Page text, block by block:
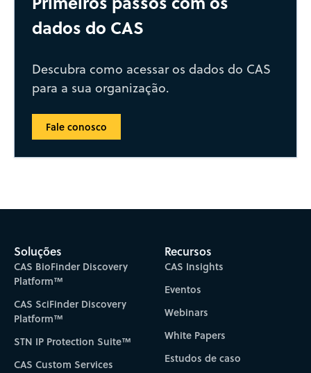
dados do CAS
Descubra como acessar os dados do CAS
para a sua organização.
Fale conosco
Soluções
CAS BioFinder Discovery
Platform™
CAS SciFinder Discovery
Platform™
STN IP Protection Suite™
CAS Custom Services
Recursos
CAS Insights
Eventos
Webinars
White Papers
Estudos de caso